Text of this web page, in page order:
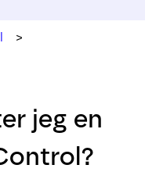
jeg en